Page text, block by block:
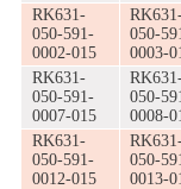
RK631-
050-591-
0002-015
050-
0003-
RK631-
050-591-
0007-015
050-
0008-
RK631-
050-591-
0012-015
050-
0013-